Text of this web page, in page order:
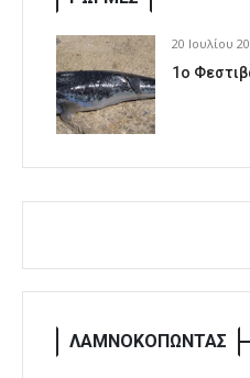
20 Ιουλίου
1o
ΛΑΜΝΟΚΟΠΩΝΤΑΣ